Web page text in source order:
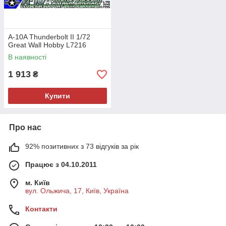
A-10A Thunderbolt II 1/72
Great Wall Hobby L7216
В наявності
1 913 ₴
Купити
Про нас
92% позитивних з 73 відгуків за рік
Працює з 04.10.2011
м. Київ
вул. Ольжича, 17, Київ, Україна
Контакти